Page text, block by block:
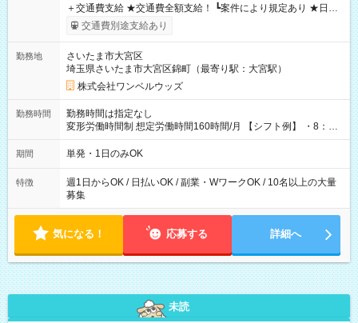
＋交通費支給 ★交通費全額支給！ ┗案件により規定あり ★日払
いOK！（規定あり） ┗働いたその日に現金GET♪ お仕事後はコ
ンビニATMから 日払い分を引き落とせます！ 【試用期間】試
交通費別途支給あり
勤務地
さいたま市大宮区
埼玉県さいたま市大宮区錦町（最寄り駅：大宮駅）
株式会社ワンベルウッズ
勤務時間
勤務時間は指定なし
変形労働時間制 想定労働時間160時間/月 【シフト例】 ・8：00
～21：00
期間 単発・1日のみOK
特徴
週1日からOK / 日払いOK / 副業・WワークOK / 10名以上の大量
募集
気になる！ 応募する 詳細へ
未読